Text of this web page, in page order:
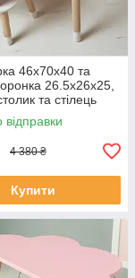
46х70х40 та
26.5х26х25,
та стілець
занять,
з білим
відправки
4 380 ₴
Купити